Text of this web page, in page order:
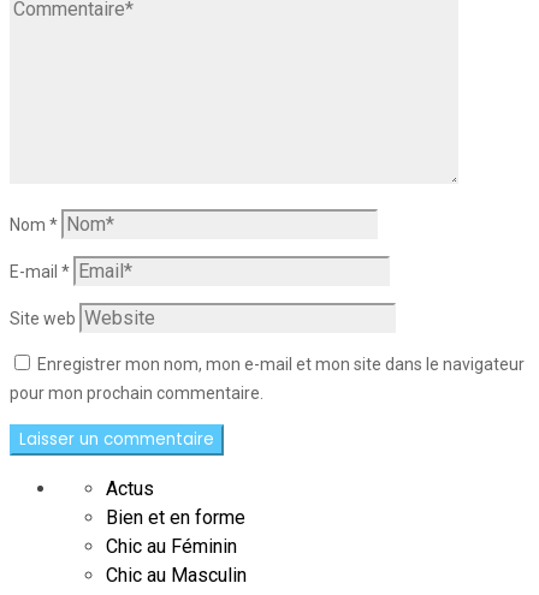
Nom *
E-mail *
Site web
Enregistrer mon nom, mon e-mail et mon site dans le navigateur
pour mon prochain commentaire.
Actus
Bien et en forme
Chic au Féminin
Chic au Masculin